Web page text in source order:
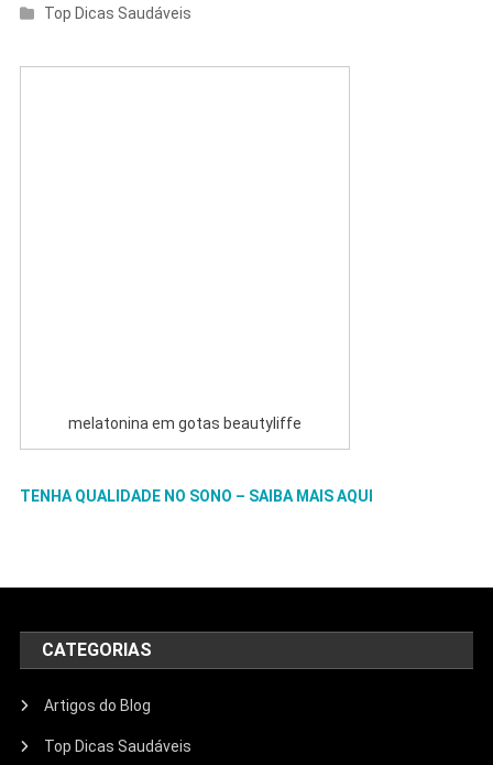
Top Dicas Saudáveis
melatonina em gotas beautyliffe
TENHA QUALIDADE NO SONO – SAIBA MAIS AQUI
CATEGORIAS
Artigos do Blog
Top Dicas Saudáveis